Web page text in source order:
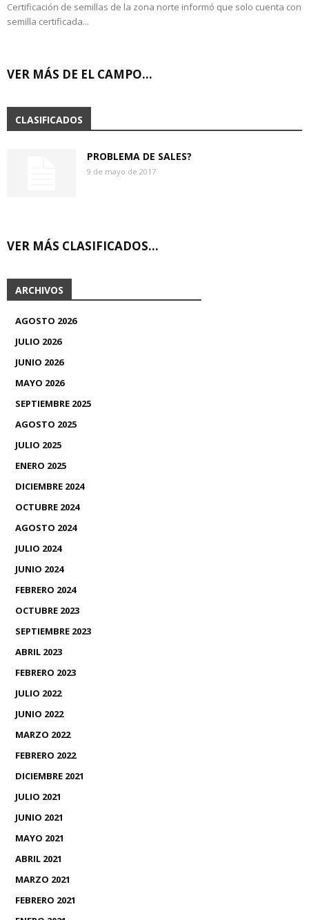
Certificación de semillas de la zona norte informó que solo cuenta con
semilla certificada...
VER MÁS DE EL CAMPO…
CLASIFICADOS
PROBLEMA DE SALES?
9 de mayo de 2017
VER MÁS CLASIFICADOS…
ARCHIVOS
AGOSTO 2026
JULIO 2026
JUNIO 2026
MAYO 2026
SEPTIEMBRE 2025
AGOSTO 2025
JULIO 2025
ENERO 2025
DICIEMBRE 2024
OCTUBRE 2024
AGOSTO 2024
JULIO 2024
JUNIO 2024
FEBRERO 2024
OCTUBRE 2023
SEPTIEMBRE 2023
ABRIL 2023
FEBRERO 2023
JULIO 2022
JUNIO 2022
MARZO 2022
FEBRERO 2022
DICIEMBRE 2021
JULIO 2021
JUNIO 2021
MAYO 2021
ABRIL 2021
MARZO 2021
FEBRERO 2021